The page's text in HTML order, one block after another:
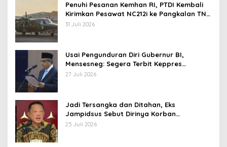
Penuhi Pesanan Kemhan RI, PTDI Kembali
Kirimkan Pesawat NC212i ke Pangkalan TNI
AU
31 Juli 2026
Usai Pengunduran Diri Gubernur BI,
Mensesneg: Segera Terbit Keppres
Pemberhentian dengan Hormat
27 Juli 2026
Jadi Tersangka dan Ditahan, Eks
Jampidsus Sebut Dirinya Korban
Kriminalisasi
25 Juli 2026